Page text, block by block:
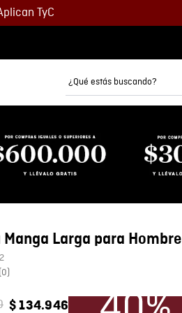
TyC
¿Qué estás buscando?
Manga Larga para Hombre
(0)
$ 134.946